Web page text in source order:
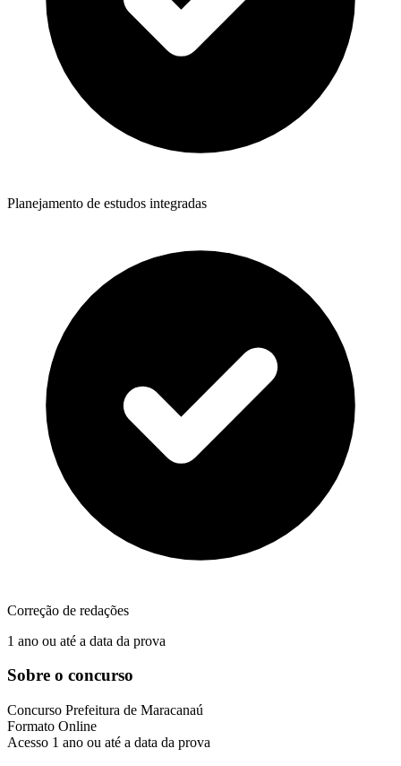
Planejamento de estudos integradas
Correção de redações
1 ano ou até a data da prova
Sobre o concurso
Concurso Prefeitura de Maracanaú
Formato Online
Acesso 1 ano ou até a data da prova